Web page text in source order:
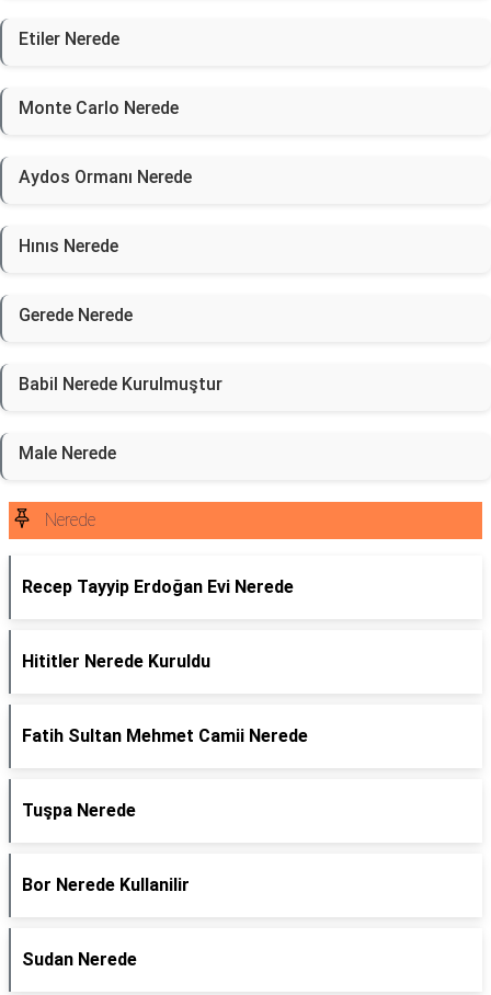
Etiler Nerede
Monte Carlo Nerede
Aydos Ormanı Nerede
Hınıs Nerede
Gerede Nerede
Babil Nerede Kurulmuştur
Male Nerede
Nerede
Recep Tayyip Erdoğan Evi Nerede
Hititler Nerede Kuruldu
Fatih Sultan Mehmet Camii Nerede
Tuşpa Nerede
Bor Nerede Kullanilir
Sudan Nerede